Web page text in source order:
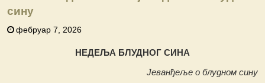
сину
фебруар 7, 2026
НЕДЕЉА БЛУДНОГ СИНА
Јеванђеље о блудном сину